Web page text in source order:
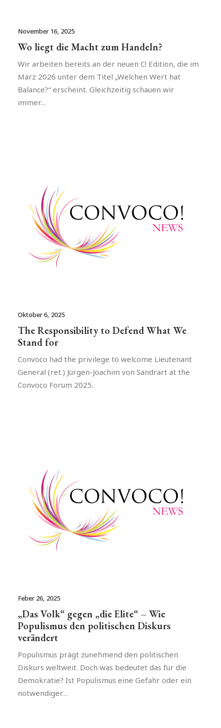
November 16, 2025
Wo liegt die Macht zum Handeln?
Wir arbeiten bereits an der neuen C! Edition, die im
März 2026 unter dem Titel „Welchen Wert hat
Balance?“ erscheint. Gleichzeitig schauen wir
immer…
Oktober 6, 2025
The Responsibility to Defend What We
Stand for
Convoco had the privilege to welcome Lieutenant
General (ret.) Jürgen-Joachim von Sandrart at the
Convoco Forum 2025.
Feber 26, 2025
„Das Volk“ gegen „die Elite“ – Wie
Populismus den politischen Diskurs
verändert
Populismus prägt zunehmend den politischen
Diskurs weltweit. Doch was bedeutet das für die
Demokratie? Ist Populismus eine Gefahr oder ein
notwendiger…